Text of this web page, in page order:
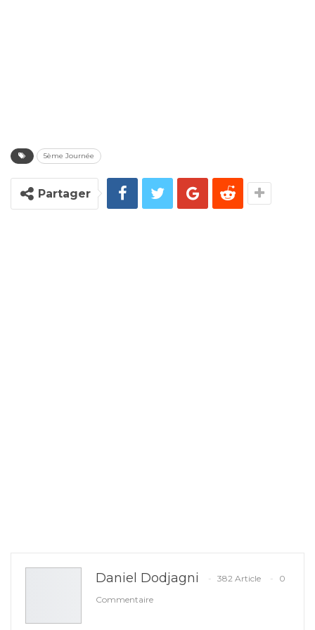
5ème Journée
Partager
Daniel Dodjagni 382 Article
0
Commentaire